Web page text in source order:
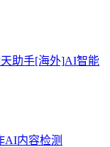
助手[海外]AI智能
AI内容检测